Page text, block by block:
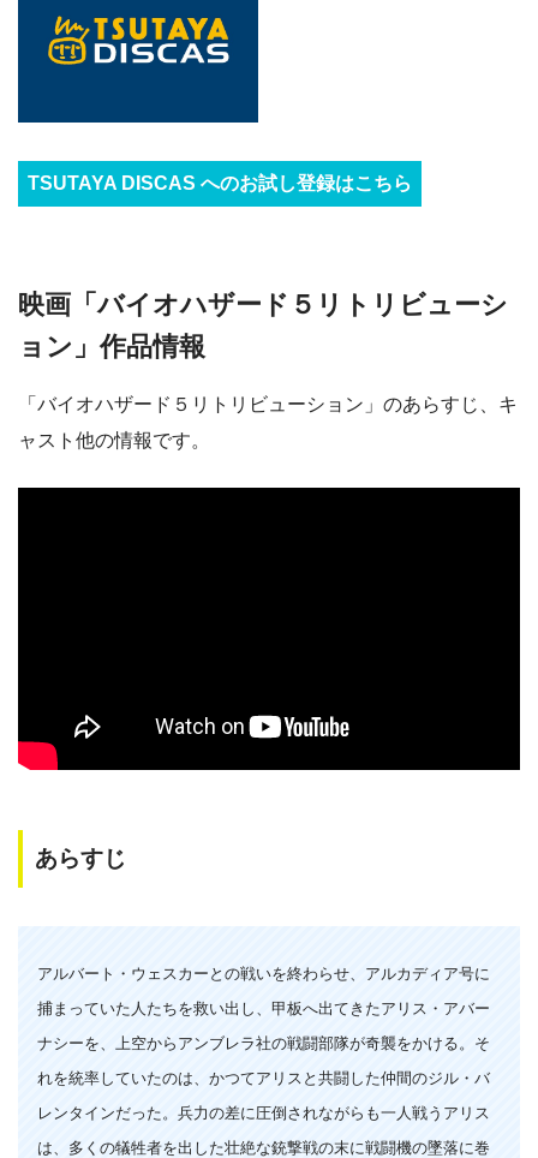
TSUTAYA DISCAS へのお試し登録はこちら
映画「バイオハザード５リトリビューシ
ョン」作品情報
「バイオハザード５リトリビューション」のあらすじ、キ
ャスト他の情報です。
あらすじ
アルバート・ウェスカーとの戦いを終わらせ、アルカディア号に
捕まっていた人たちを救い出し、甲板へ出てきたアリス・アバー
ナシーを、上空からアンブレラ社の戦闘部隊が奇襲をかける。そ
れを統率していたのは、かつてアリスと共闘した仲間のジル・バ
レンタインだった。兵力の差に圧倒されながらも一人戦うアリス
は、多くの犠牲者を出した壮絶な銃撃戦の末に戦闘機の墜落に巻